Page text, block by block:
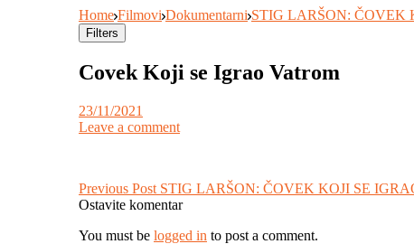
Home Filmovi Dokumentarni STIG LARŠON: ČOVEK
Filters
Covek Koji se Igrao Vatrom
23/11/2021
Leave a comment
Post
navigation
Previous Post STIG LARŠON: ČOVEK KOJI SE
Ostavite komentar
You must be logged in to post a comment.